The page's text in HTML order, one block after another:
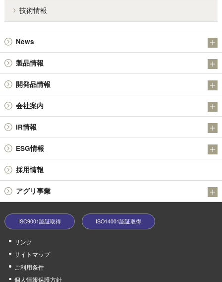
技術情報
News
お知らせ
IR
製品情報
アンチモン製品
金属粉末製品（日本アトマイズ加工株式会社）
その他の製品
技術情報
開発品情報
日本精鉱（株）の金属硫化物SULMICSシリーズの開発について
日本精鉱（株）の四酸化アンチモン
会社案内
会社概要
社長メッセージ
基本理念・経営理念
役員体制
会社沿革
IR情報
決算短信
有価証券報告書 / 半期報告書 / 四半期報告書
株主総会
報告書 / 中間報告書 / 株主アンケート
業績ハイライト
中期経営戦略等
電子公告
コーポレートガバナンス
ESG情報
品質環境方針
環境への取り組み
社会貢献活動
採用情報
アグリ事業
minoriファームやぶ
ISO9001認証取得 ISO14001認証取得
リンク
サイトマップ
ご利用条件
個人情報保護方針